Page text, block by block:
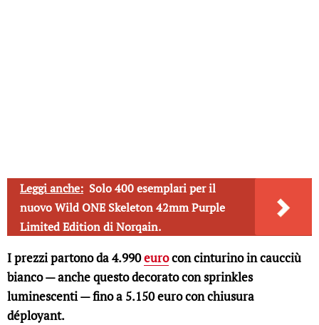
Leggi anche: Solo 400 esemplari per il
nuovo Wild ONE Skeleton 42mm Purple
Limited Edition di Norqain.
I prezzi partono da 4.990eurocon cinturino in caucciù
bianco — anche questo decorato con sprinkles
luminescenti — fino a 5.150 euro con chiusura
déployant.